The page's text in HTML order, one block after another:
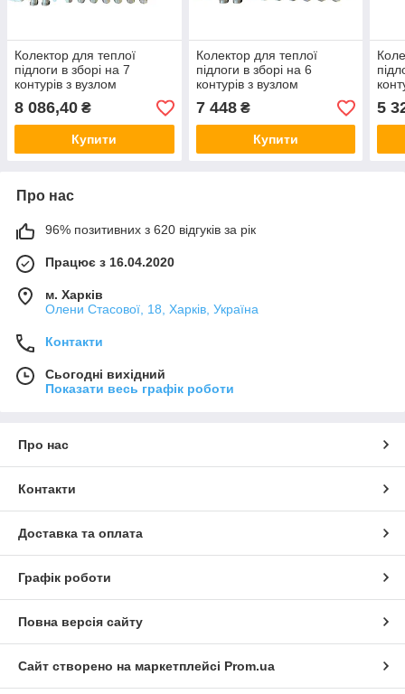
Колектор для теплої
підлоги в зборі на 7
контурів з вузлом
нижнього підключення
(латунний), «DJOUL»
Туреччина
8 086,40 ₴
Купити
Колектор для теплої
підлоги в зборі на 6
контурів з вузлом
нижнього підключення
(латунний), «DJOUL»
Туреччина
7 448₴
Купити
5
Про нас
96% позитивних з 620 відгуків за рік
Працює з 16.04.2020
м. Харків
Олени Стасової, 18, Харків, Україна
Контакти
Сьогодні вихідний
Показати весь графік роботи
Про нас
Контакти
Доставка та оплата
Графік роботи
Повна версія сайту
Сайт створено на маркетплейсі Prom.ua